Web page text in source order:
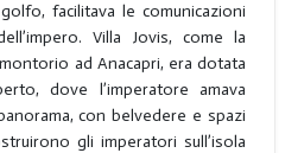
facilitava le comunicazioni
Villa Jovis, come la
ad Anacapri, era dotata
dove l’imperatore amava
con belvedere e spazi
gli imperatori sull’isola